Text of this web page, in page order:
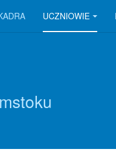
UCZNIOWIE